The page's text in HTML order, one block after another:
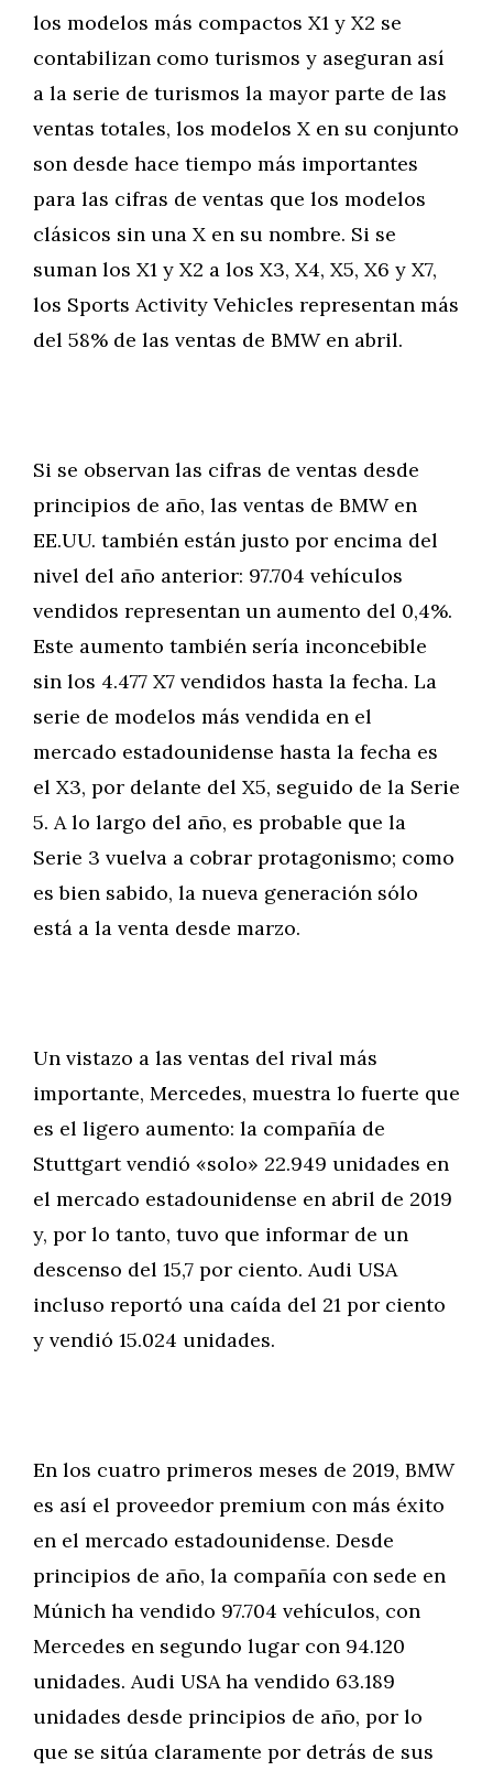
los modelos más compactos X1 y X2 se
contabilizan como turismos y aseguran así
a la serie de turismos la mayor parte de las
ventas totales, los modelos X en su conjunto
son desde hace tiempo más importantes
para las cifras de ventas que los modelos
clásicos sin una X en su nombre. Si se
suman los X1 y X2 a los X3, X4, X5, X6 y X7,
los Sports Activity Vehicles representan más
del 58% de las ventas de BMW en abril.
Si se observan las cifras de ventas desde
principios de año, las ventas de BMW en
EE.UU. también están justo por encima del
nivel del año anterior: 97.704 vehículos
vendidos representan un aumento del 0,4%.
Este aumento también sería inconcebible
sin los 4.477 X7 vendidos hasta la fecha. La
serie de modelos más vendida en el
mercado estadounidense hasta la fecha es
el X3, por delante del X5, seguido de la Serie
5. A lo largo del año, es probable que la
Serie 3 vuelva a cobrar protagonismo; como
es bien sabido, la nueva generación sólo
está a la venta desde marzo.
Un vistazo a las ventas del rival más
importante, Mercedes, muestra lo fuerte que
es el ligero aumento: la compañía de
Stuttgart vendió «solo» 22.949 unidades en
el mercado estadounidense en abril de 2019
y, por lo tanto, tuvo que informar de un
descenso del 15,7 por ciento. Audi USA
incluso reportó una caída del 21 por ciento
y vendió 15.024 unidades.
En los cuatro primeros meses de 2019, BMW
es así el proveedor premium con más éxito
en el mercado estadounidense. Desde
principios de año, la compañía con sede en
Múnich ha vendido 97.704 vehículos, con
Mercedes en segundo lugar con 94.120
unidades. Audi USA ha vendido 63.189
unidades desde principios de año, por lo
que se sitúa claramente por detrás de sus